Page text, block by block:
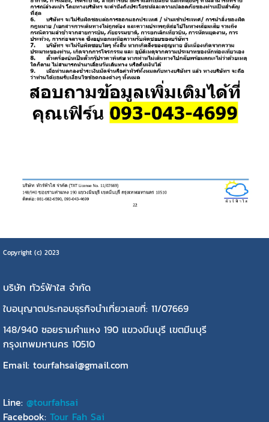
Copyright (c) 2023
บริษัท ทัวร์ฟ้าใส จำกัด
ใบอนุญาตประกอบธุรกิจนำเที่ยวเลขที่: 11/07669
148/940 ซอยรามคำแหง 190 แขวงมีนบุรี เขตมีนบุรี
กรุงเทพมหานคร 10510
Email: tourfahsai@gmail.com
Line: @tourfahsai
Facebook: Tour Fah Sai